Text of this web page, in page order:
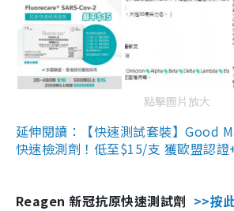
點擊圖片放大
延伸閱讀：【快速測試套裝】Good
快速檢測劑！低至$15/支 獲歐盟認證
Reagen 新冠抗原快速測試劑 >>按